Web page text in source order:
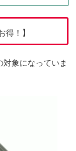
得！】
象になっていま